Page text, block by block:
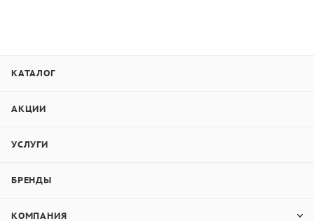
КАТАЛОГ
АКЦИИ
УСЛУГИ
БРЕНДЫ
КОМПАНИЯ